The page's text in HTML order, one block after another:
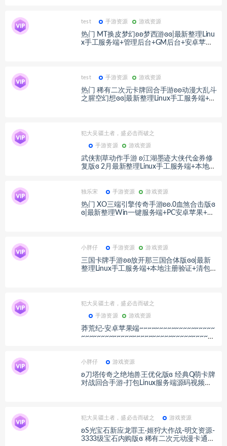
test 手游资源 游戏资源
热门 MT换皮梦幻ʚʚ梦西游ɞɞ|最新整理Linu
x手工服务端+管理后台+GM后台+安卓苹果
test 手游资源 游戏资源
热门 稀有二次元卡牌回合手游ʚʚ动漫大乱斗
之腥空幻想ɞɞ|最新整理Linux手工服务端+多
犯大吴疆土者，盛必击而破之
手游资源 游戏资源
武侠割草动作手游 ʚ江湖墨迹大侠代金券修
复版ɞ 2月最新整理Linux手工服务端+本地注
独乐宋 手游资源 游戏资源
热门 XO三端引擎传奇手游ʚʚ.0血煞合击版ɞ
ɞ|最新整理Win一键服务端+PC安卓苹果+详
小胖仔 手游资源 游戏资源
三国卡牌手游ʚʚ放开那三国合体版ɞɞ|最新
整理Linux手工服务端+本地注册验证+清包+
犯大吴疆土者，盛必击而破之
手游资源 游戏资源
莽荒纪-安卓苹果端~~~~~~~~~~~~~~~~~~~
~~~~~~~~~~~~~~~~~~~~~~~~~~~~~~~~~~
小胖仔 游戏资源
ʚ刀塔传奇之绝地兽王优化版ɞ 经典Q萌卡牌
对战回合手游-打包Linux服务端源码视频架
犯大吴疆土者，盛必击而破之 游戏资源
ʚS光宝石新应龙罪王·姬狩大作战-明文资源-
3333级宝石内购版ɞ 稀有二次元动漫卡通卡